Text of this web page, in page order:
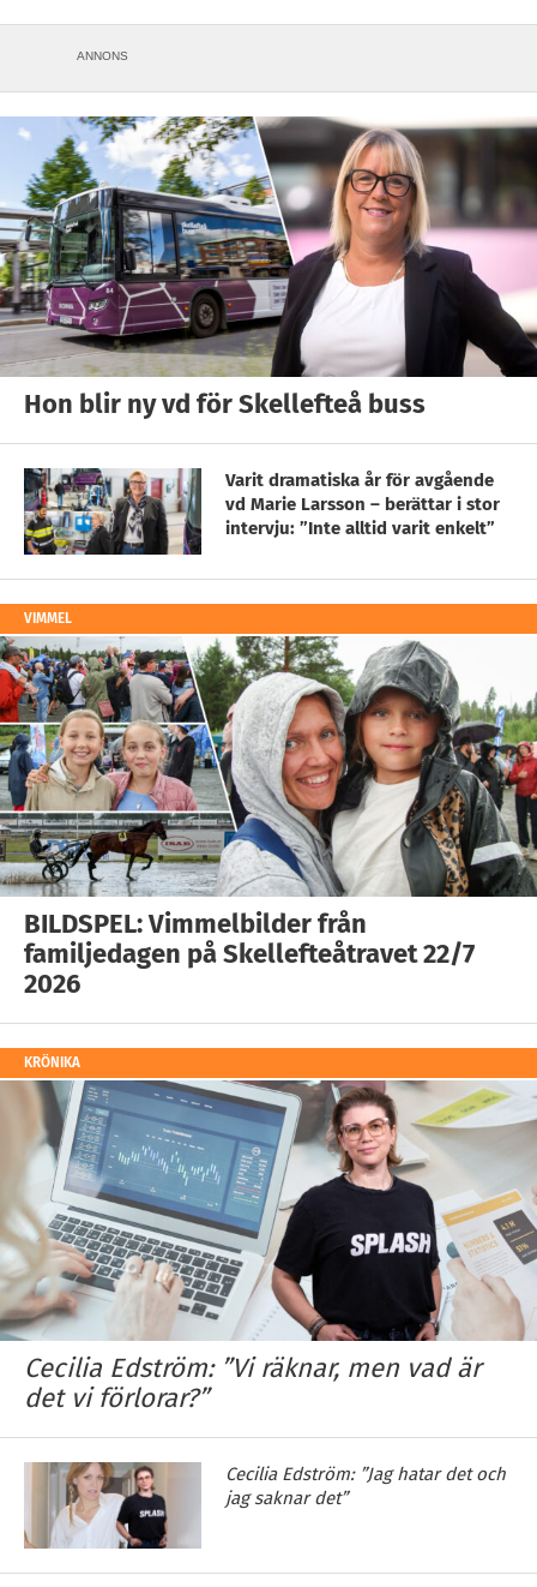
ANNONS
Hon blir ny vd för Skellefteå buss
Varit dramatiska år för avgående
vd Marie Larsson – berättar i stor
intervju: ”Inte alltid varit enkelt”
VIMMEL
BILDSPEL: Vimmelbilder från
familjedagen på Skellefteåtravet 22/7
2026
KRÖNIKA
Cecilia Edström: ”Vi räknar, men vad är
det vi förlorar?”
Cecilia Edström: ”Jag hatar det och
jag saknar det”